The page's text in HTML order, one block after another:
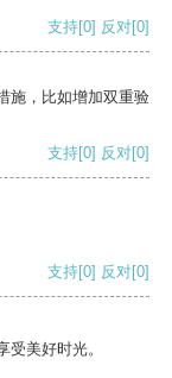
支持[0] 反对[0]
施，比如增加双重验
支持[0] 反对[0]
支持[0] 反对[0]
美好时光。